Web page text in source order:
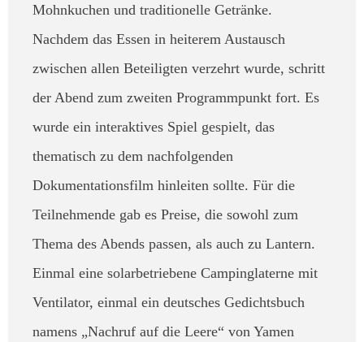
Mohnkuchen und traditionelle Getränke.
Nachdem das Essen in heiterem Austausch
zwischen allen Beteiligten verzehrt wurde, schritt
der Abend zum zweiten Programmpunkt fort. Es
wurde ein interaktives Spiel gespielt, das
thematisch zu dem nachfolgenden
Dokumentationsfilm hinleiten sollte. Für die
Teilnehmende gab es Preise, die sowohl zum
Thema des Abends passen, als auch zu Lantern.
Einmal eine solarbetriebene Campinglaterne mit
Ventilator, einmal ein deutsches Gedichtsbuch
namens „Nachruf auf die Leere“ von Yamen